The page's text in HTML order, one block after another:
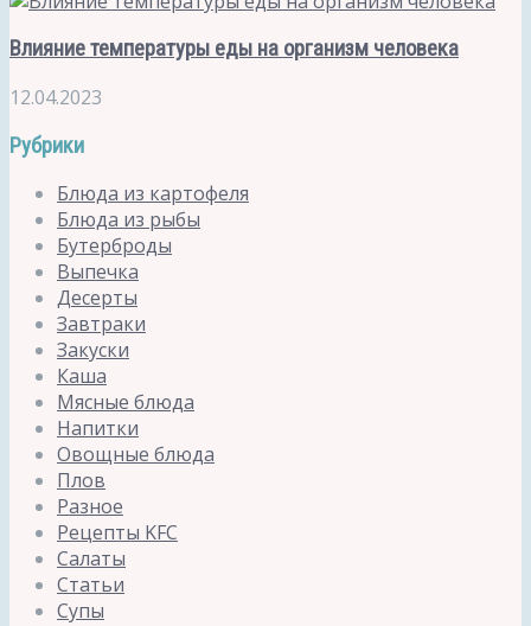
Влияние температуры еды на организм человека
12.04.2023
Рубрики
Блюда из картофеля
Блюда из рыбы
Бутерброды
Выпечка
Десерты
Завтраки
Закуски
Каша
Мясные блюда
Напитки
Овощные блюда
Плов
Разное
Рецепты KFC
Салаты
Статьи
Супы